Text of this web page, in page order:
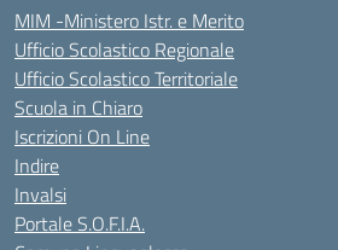
MIM -Ministero Istr. e Merito
Ufficio Scolastico Regionale
Ufficio Scolastico Territoriale
Scuola in Chiaro
Iscrizioni On Line
Indire
Invalsi
Portale S.O.F.I.A.